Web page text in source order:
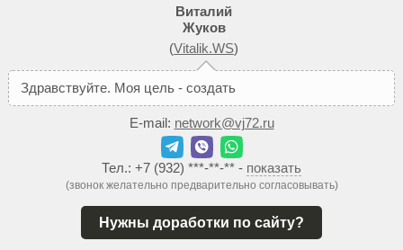
Виталий
Жуков
(Vitalik.WS)
Здравствуйте. Моя цель - создать
E-mail: network@vj72.ru
Тел.: +7 (932) ***-**-** - показать
(звонок желательно предварительно согласовывать)
Нужны доработки по сайту?